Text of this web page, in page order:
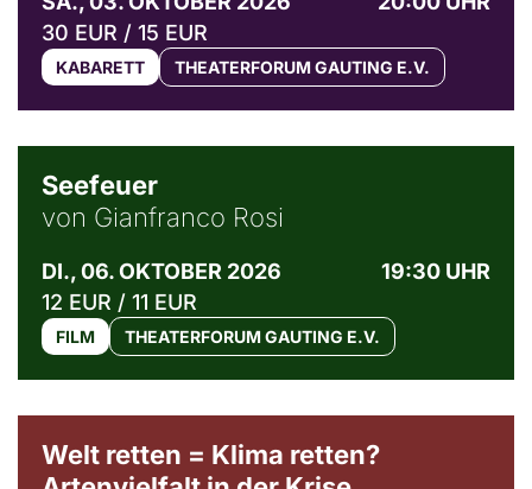
30 EUR / 15 EUR
KABARETT THEATERFORUM GAUTING E.V.
Seefeuer
von Gianfranco Rosi
DI., 06. OKTOBER 2026
19:30 UHR
12 EUR / 11 EUR
FILM THEATERFORUM GAUTING E.V.
Welt retten = Klima retten?